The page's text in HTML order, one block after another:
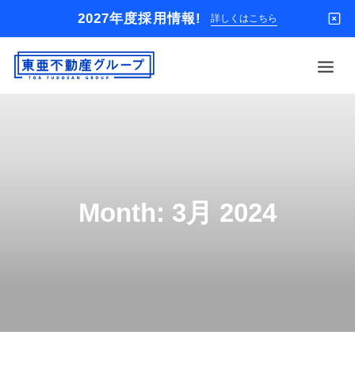
2027年度採用情報! 詳しくはこちら
オーナー様Month: 3月 2024